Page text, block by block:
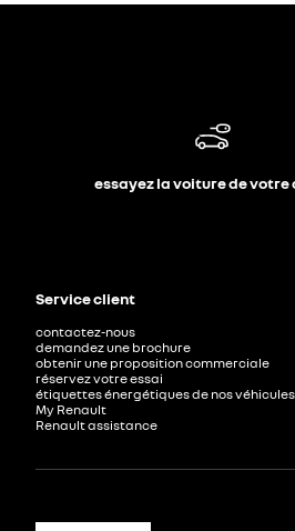
essayez la voiture de votre
Service client
contactez-nous
demandez une brochure
obtenir une proposition commerciale
réservez votre essai
étiquettes énergétiques de nos véhicules
My Renault
Renault assistance